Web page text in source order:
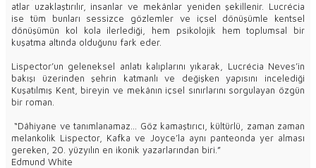
atlar uzaklaştırılır, insanlar ve mekânlar yeniden şekillenir. Lucrécia
ise tüm bunları sessizce gözlemler ve içsel dönüşümle kentsel
dönüşümün kol kola ilerlediği, hem psikolojik hem toplumsal bir
kuşatma altında olduğunu fark eder.
Lispector’un geleneksel anlatı kalıplarını yıkarak, Lucrécia Neves’in
bakışı üzerinden şehrin katmanlı ve değişken yapısını incelediği
Kuşatılmış Kent, bireyin ve mekânın içsel sınırlarını sorgulayan özgün
bir roman.
“Dâhiyane ve tanımlanamaz… Göz kamaştırıcı, kültürlü, zaman zaman
melankolik Lispector, Kafka ve Joyce’la aynı panteonda yer alması
gereken, 20. yüzyılın en ikonik yazarlarından biri.”
Edmund White